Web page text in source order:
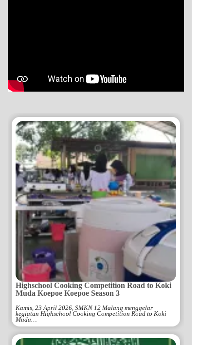
Highschool Cooking Competition Road to Koki
Muda Koepoe Koepoe Season 3
Kamis, 23 April 2026, SMKN 12 Malang menggelar
kegiatan Highschool Cooking Competition Road to Koki
Muda…